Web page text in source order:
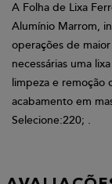
A Folha de Lixa
Alumínio Marrom,
operações de
necessárias uma
limpeza e remoção
acabamento em
Selecione:220; .